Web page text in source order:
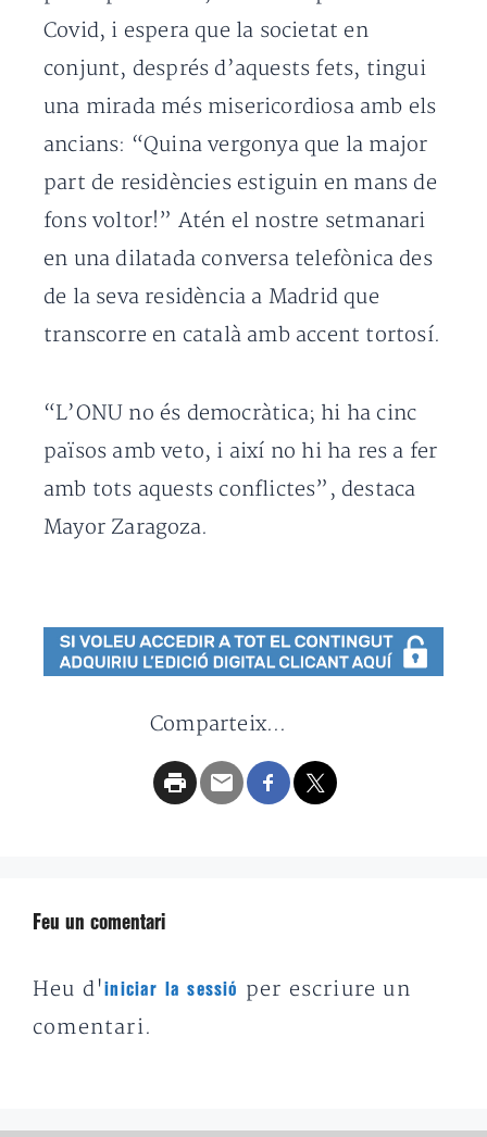
Covid, i espera que la societat en
conjunt, després d’aquests fets, tingui
una mirada més misericordiosa amb els
ancians: “Quina vergonya que la major
part de residències estiguin en mans de
fons voltor!” Atén el nostre setmanari
en una dilatada conversa telefònica des
de la seva residència a Madrid que
transcorre en català amb accent tortosí.
“L’ONU no és democràtica; hi ha cinc
països amb veto, i així no hi ha res a fer
amb tots aquests conflictes”, destaca
Mayor Zaragoza.
Comparteix...
Feu un comentari
Heu d'iniciar la sessió
per escriure un
comentari.